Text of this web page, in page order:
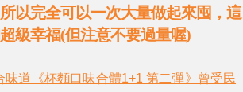
以完全可以一次大量做起來囤，這
級幸福(但注意不要過量喔)
味道《杯麵口味合體1+1 第二彈》曾受民